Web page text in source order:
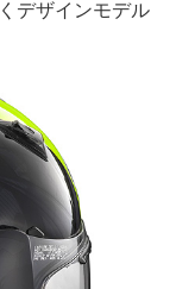
デザインモデル